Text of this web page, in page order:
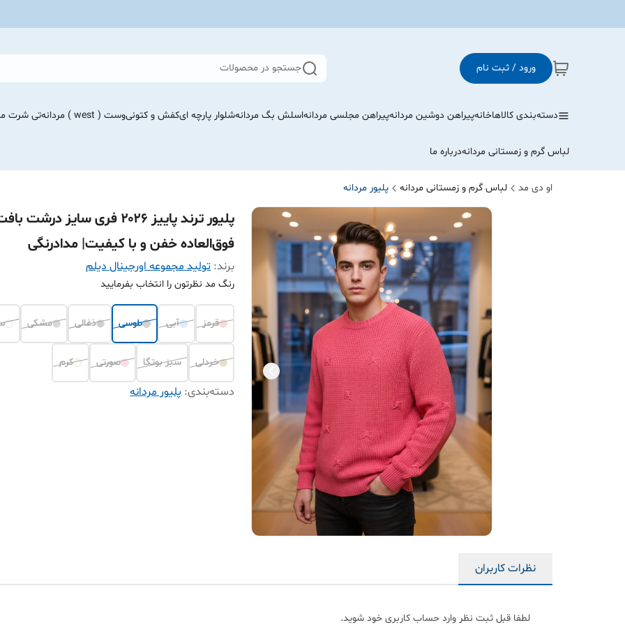
ورود / ثبت نام جستجو در محصولات
دسته‌بندی کالاهاخانهپیراهن دوشین مردانهپیراهن مجلسی مردانهاسلش بگ مردانهشلوار پارچه ایکفش و کتونیوست ( west ) مردانه تی شرت
لباس گرم و زمستانی مردانهدرباره ما
او دی مد لباس گرم و زمستانی مردانه پلیور مردانه
پلیور ترند پاییز ۲۰۲۶ فری سایز درشت
فوق‌العاده خفن و با کیفیت| مدادرنگی
برند: تولید مجموعه اورجینال دیلم
رنگ مد نظرتون را انتخاب بفرمایید
قرمز آبی طوسی ذغالی مشکی
خردلی سبز بوتگا صورتی کرم
دسته‌بندی:پلیور مردانه
نظرات کاربران
لطفا قبل ثبت نظر وارد حساب کاربری خود شوید.